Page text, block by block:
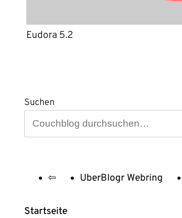
Eudora 5.2
Suchen
UberBlogr
Webring
⇦ UberBlogr Webring
Startseite